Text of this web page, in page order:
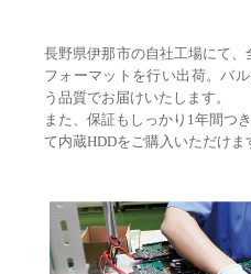
長野県伊那市の自社工場にて、
フォーマットを行い出荷。バ
う品質でお届けいたします。
また、保証もしっかり1年間つ
て内蔵HDDをご購入いただけま